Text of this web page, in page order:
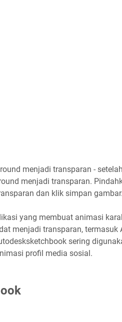
menjadi transparan -
menjadi transparan.
dan klik simpan
yang membuat animasi
menjadi transparan, termasuk
sering
profil media sosial.